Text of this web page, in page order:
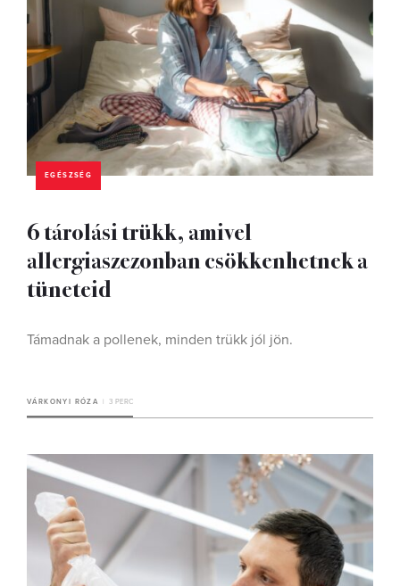
EGÉSZSÉG
6 tárolási trükk, amivel
allergiaszezonban csökkenhetnek a
tüneteid
Támadnak a pollenek, minden trükk jól jön.
VÁRKONYI RÓZA 3 PERC